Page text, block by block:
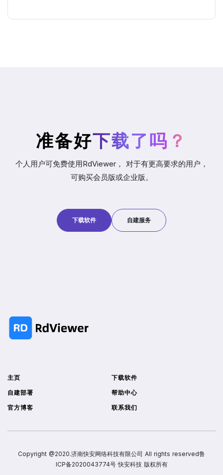
准备好下载了吗？
个人用户可免费使用RdViewer， 对于有更高要求的用户，
可购买会员版或企业版。
下载软件 自建服务
主页
下载软件
自建部署
帮助中心
官方博客
联系我们
Copyright @2020.济南快安网络科技有限公司 All rights reserved鲁
ICP备2020043774号快安科技 版权所有